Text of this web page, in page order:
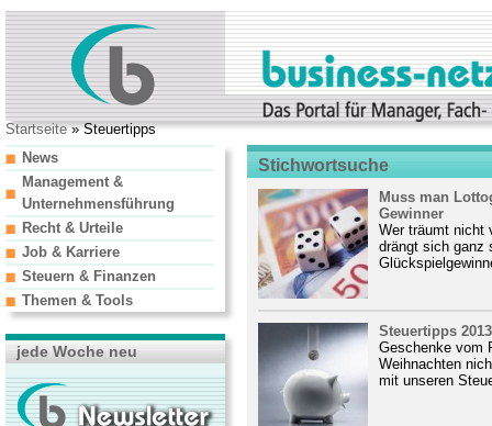
Startseite» Steuertipps
Stichwortsuche
Muss man
Gewinner
Wer träumt nicht
drängt sich ganz
Steuertipps
Geschenke vom
Weihnachten
mit unseren
News
Management &
Unternehmensführung
Recht & Urteile
Job & Karriere
Steuern & Finanzen
Themen & Tools
jede Woche neu